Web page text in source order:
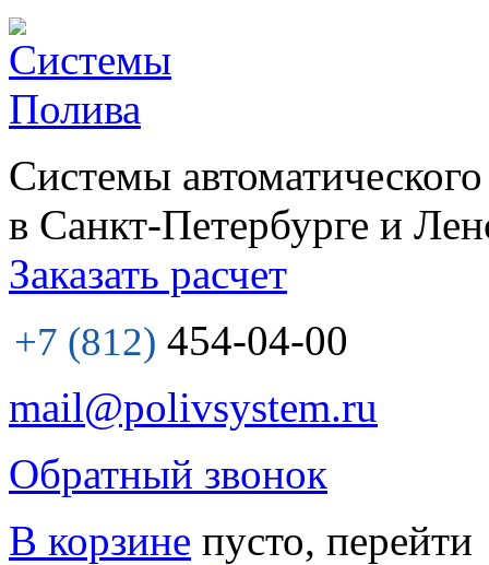
Системы
в Санкт-Петербурге и
Заказать расчет
+7 (812) 454-04-00
mail@polivsystem.ru
Обратный звонок
В корзине пусто, перейти